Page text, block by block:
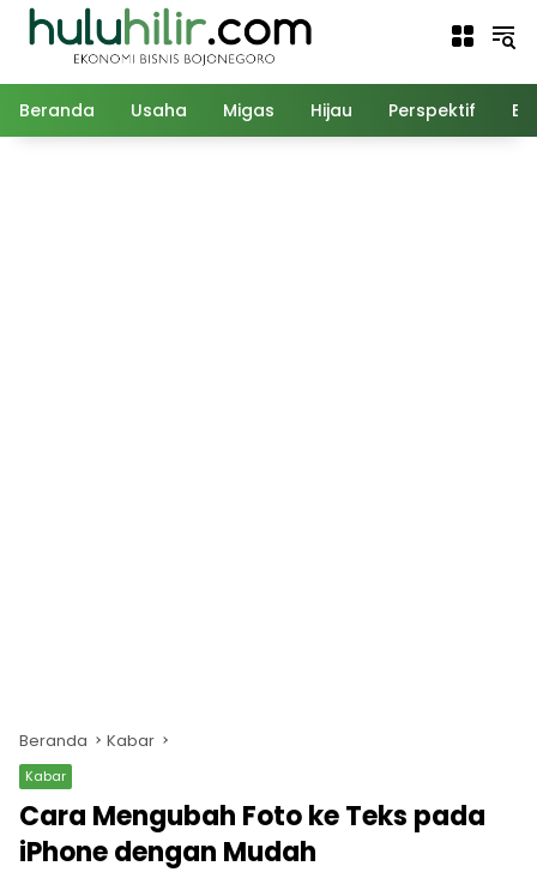
Langsung
Beranda Usaha Migas Hijau Perspektif
Beranda Kabar
Kabar
Cara Mengubah Foto ke Teks pada
iPhone dengan Mudah